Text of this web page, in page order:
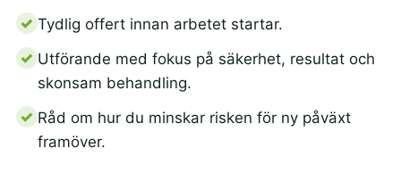
Tydlig offert innan arbetet startar.
Utförande med fokus på säkerhet, resultat och
skonsam behandling.
Råd om hur du minskar risken för ny påväxt
framöver.